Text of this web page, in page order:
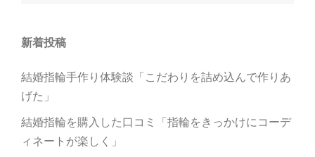
シ
ョ
ン
新着投稿
結婚指輪手作り体験談「こだわりを詰め込んで作りあ
げた」
結婚指輪を購入した口コミ「指輪をきっかけにコーデ
ィネートが楽しく」